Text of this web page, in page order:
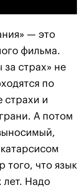
— это
фильма.
за страх» не
по
страхи и
А потом
того, что язык
лет. Надо